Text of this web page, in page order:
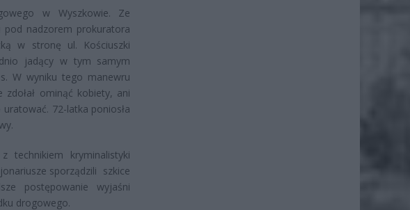
w Wyszkowie. Ze
nadzorem prokuratora
w stronę ul. Kościuszki
jadący w tym samym
W wyniku tego manewru
ominąć kobiety, ani
72-latka poniosła
technikiem kryminalistyki
sporządzili szkice
postępowanie wyjaśni
drogowego.